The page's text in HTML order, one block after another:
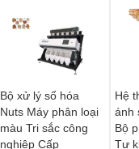
Bộ xử lý số hóa
Nuts Máy phân loại
màu Tri sắc công
nghiệp Cấp
Hệ
ánh
Bộ
Tự